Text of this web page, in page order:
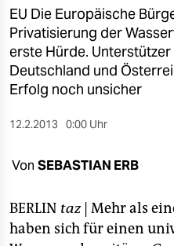
kultur
sport
berlin
nord
wahrheit
verlag
EU Die Europäische
Privatisierung der
erste Hürde.
Deutschland und
Erfolg noch unsicher
12.2.2013 0:00 Uhr
Von SEBASTIAN ERB
BERLIN taz| Mehr als
haben sich für einen